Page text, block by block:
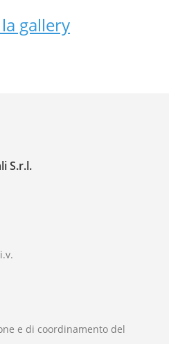
gallery
S.r.l.
e di coordinamento del